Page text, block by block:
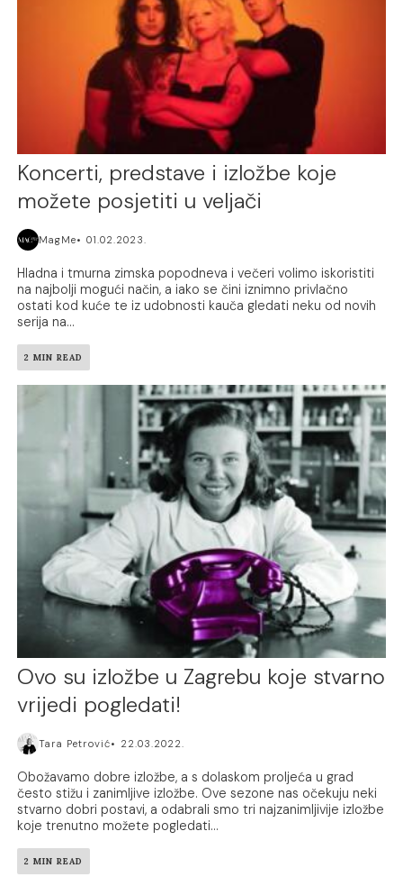
Koncerti, predstave i izložbe koje
možete posjetiti u veljači
MagMe 01.02.2023.
Hladna i tmurna zimska popodneva i večeri volimo iskoristiti
na najbolji mogući način, a iako se čini iznimno privlačno
ostati kod kuće te iz udobnosti kauča gledati neku od novih
serija na...
2 MIN READ
Ovo su izložbe u Zagrebu koje stvarno
vrijedi pogledati!
Tara Petrović 22.03.2022.
Obožavamo dobre izložbe, a s dolaskom proljeća u grad
često stižu i zanimljive izložbe. Ove sezone nas očekuju neki
stvarno dobri postavi, a odabrali smo tri najzanimljivije izložbe
koje trenutno možete pogledati...
2 MIN READ